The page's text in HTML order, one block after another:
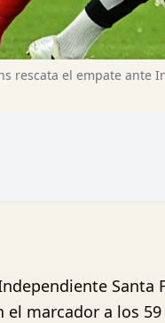
rescata el empate ante
Santa
marcador a los